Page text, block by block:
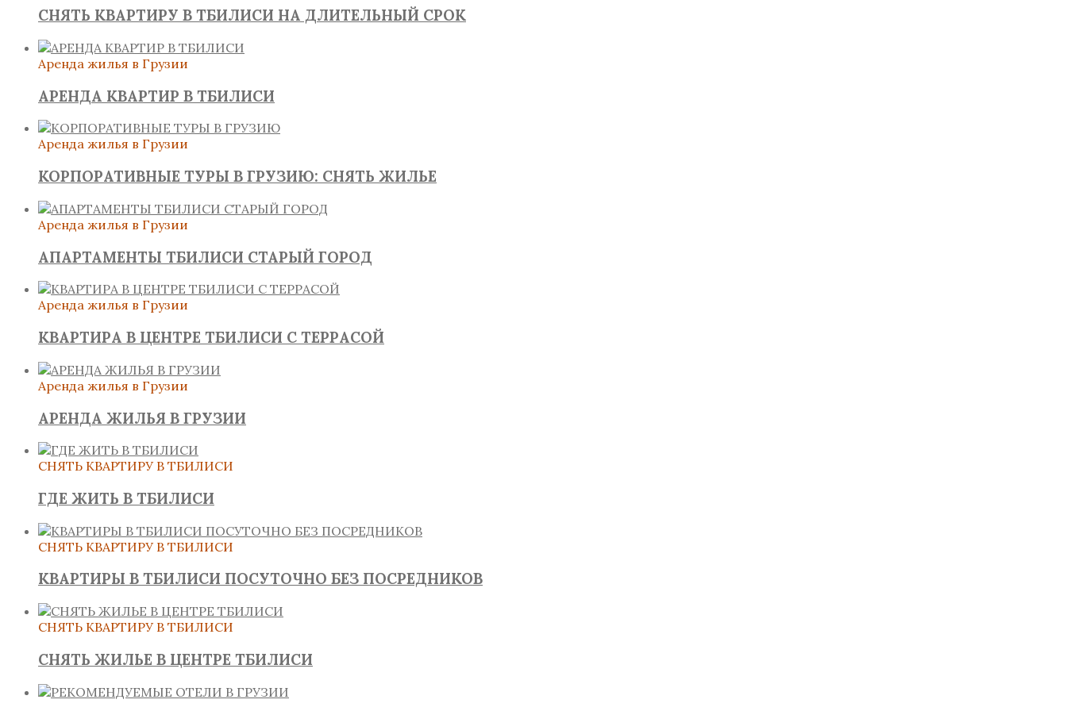
СНЯТЬ КВАРТИРУ В ТБИЛИСИ НА ДЛИТЕЛЬНЫЙ СРОК
Аренда жилья в Грузии
АРЕНДА КВАРТИР В ТБИЛИСИ
Аренда жилья в Грузии
КОРПОРАТИВНЫЕ ТУРЫ В ГРУЗИЮ: СНЯТЬ ЖИЛЬЕ
Аренда жилья в Грузии
АПАРТАМЕНТЫ ТБИЛИСИ СТАРЫЙ ГОРОД
Аренда жилья в Грузии
КВАРТИРА В ЦЕНТРЕ ТБИЛИСИ С ТЕРРАСОЙ
Аренда жилья в Грузии
АРЕНДА ЖИЛЬЯ В ГРУЗИИ
СНЯТЬ КВАРТИРУ В ТБИЛИСИ
ГДЕ ЖИТЬ В ТБИЛИСИ
СНЯТЬ КВАРТИРУ В ТБИЛИСИ
КВАРТИРЫ В ТБИЛИСИ ПОСУТОЧНО БЕЗ ПОСРЕДНИКОВ
СНЯТЬ КВАРТИРУ В ТБИЛИСИ
СНЯТЬ ЖИЛЬЕ В ЦЕНТРЕ ТБИЛИСИ